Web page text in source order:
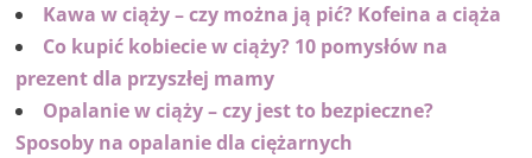
Kawa w ciąży – czy można ją pić? Kofeina a ciąża
Co kupić kobiecie w ciąży? 10 pomysłów na
prezent dla przyszłej mamy
Opalanie w ciąży – czy jest to bezpieczne?
Sposoby na opalanie dla ciężarnych